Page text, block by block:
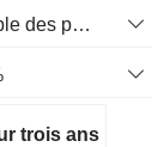
Flux de trésorerie libre pour l’ensemble des pourvoyeurs de fonds (créanciers et actionnaires) FCFF, CAGR sur 2 ans
trois ans